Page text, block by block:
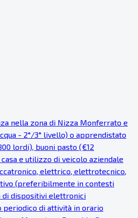
nella zona di Nizza Monferrato e
- 2°/3° livello) o apprendistato
lordi), buoni pasto (€12
e utilizzo di veicolo aziendale
elettrico, elettrotecnico,
(preferibilmente in contesti
di dispositivi elettronici
periodico di attività in orario